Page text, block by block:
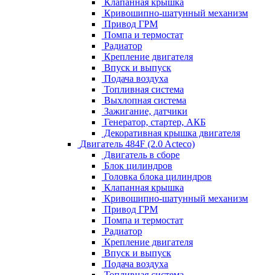
Клапанная крышка
Кривошипно-шатунный механизм
Привод ГРМ
Помпа и термостат
Радиатор
Крепление двигателя
Впуск и выпуск
Подача воздуха
Топливная система
Выхлопная система
Зажигание, датчики
Генератор, стартер, АКБ
Декоративная крышка двигателя
Двигатель 484F (2.0 Acteco)
Двигатель в сборе
Блок цилиндров
Головка блока цилиндров
Клапанная крышка
Кривошипно-шатунный механизм
Привод ГРМ
Помпа и термостат
Радиатор
Крепление двигателя
Впуск и выпуск
Подача воздуха